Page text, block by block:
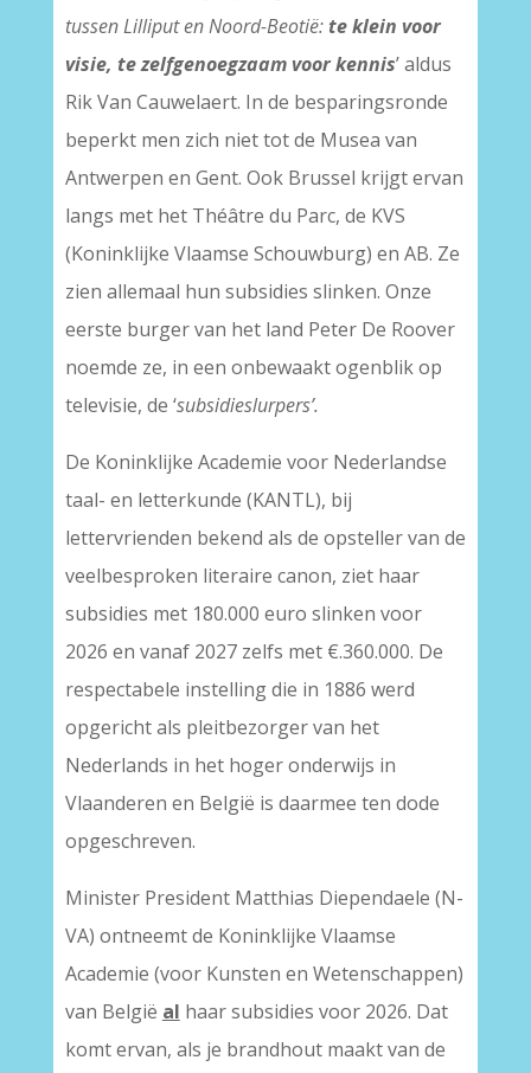
tussen Lilliput en Noord-Beotië:te klein voor
visie, te zelfgenoegzaam voor kennis’ aldus
Rik Van Cauwelaert. In de besparingsronde
beperkt men zich niet tot de Musea van
Antwerpen en Gent. Ook Brussel krijgt ervan
langs met het Théâtre du Parc, de KVS
(Koninklijke Vlaamse Schouwburg) en AB. Ze
zien allemaal hun subsidies slinken. Onze
eerste burger van het land Peter De Roover
noemde ze, in een onbewaakt ogenblik op
televisie, de ‘subsidieslurpers’.
De Koninklijke Academie voor Nederlandse
taal- en letterkunde (KANTL), bij
lettervrienden bekend als de opsteller van de
veelbesproken literaire canon, ziet haar
subsidies met 180.000 euro slinken voor
2026 en vanaf 2027 zelfs met €.360.000. De
respectabele instelling die in 1886 werd
opgericht als pleitbezorger van het
Nederlands in het hoger onderwijs in
Vlaanderen en België is daarmee ten dode
opgeschreven.
Minister President Matthias Diependaele (N-
VA) ontneemt de Koninklijke Vlaamse
Academie (voor Kunsten en Wetenschappen)
van België al haar subsidies voor 2026. Dat
komt ervan, als je brandhout maakt van de